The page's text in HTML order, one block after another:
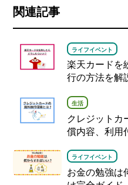
関連記事
ライフイベント
楽天カードを
行の方法を解
生活
クレジットカ
償内容、利用
ライフイベント
お金の勉強は